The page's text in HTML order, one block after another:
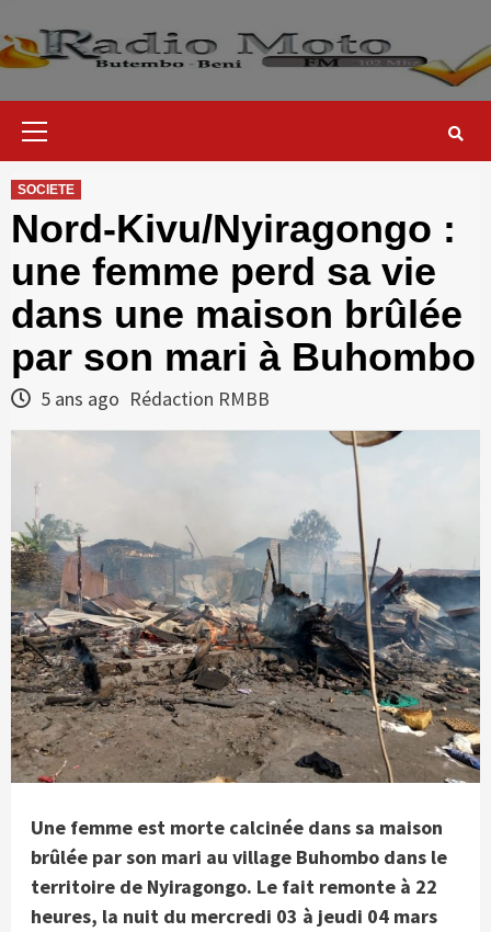
to
content
SOCIETE
Nord-Kivu/Nyiragongo :
une femme perd sa vie
dans une maison brûlée
par son mari à Buhombo
5 ans ago Rédaction RMBB
Une femme est morte calcinée dans sa maison
brûlée par son mari au village Buhombo dans le
territoire de Nyiragongo. Le fait remonte à 22
heures, la nuit du mercredi 03 à jeudi 04 mars